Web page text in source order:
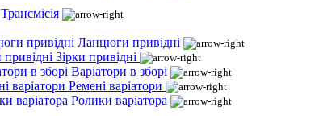
Трансмісія
Ланцюги привідні
Зірки привідні
Варіатори в зборі
Ремені варіатори
Ролики варіатора